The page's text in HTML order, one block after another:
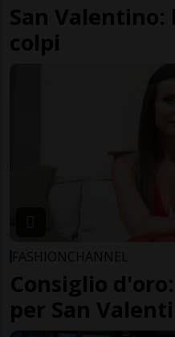
San Valentino:
colpi
FASHIONCHANNEL
Consiglio
per San